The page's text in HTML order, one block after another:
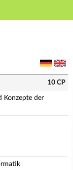
der
10 CP
Konzepte der